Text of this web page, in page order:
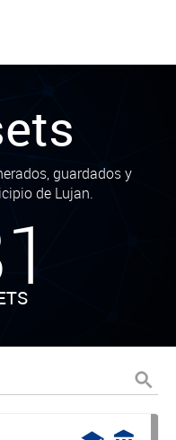
guardados y
de Lujan.